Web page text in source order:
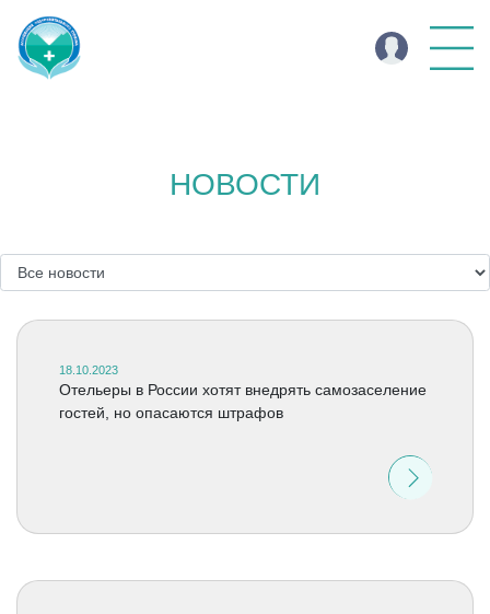
НОВОСТИ
18.10.2023
Отельеры в России хотят внедрять самозаселение
гостей, но опасаются штрафов